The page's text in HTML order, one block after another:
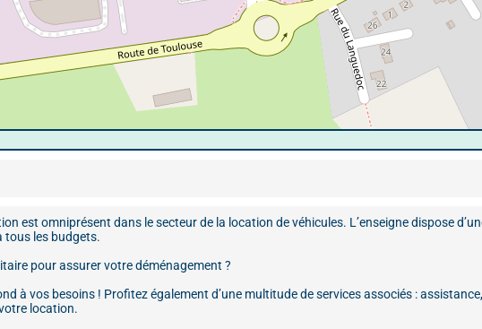
est omniprésent dans le secteur de la location de véhicules. L’enseigne dispose
tous les budgets.
pour assurer votre déménagement ?
à vos besoins ! Profitez également d’une multitude de services associés :
location.